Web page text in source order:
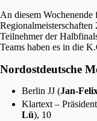
An diesem
Teilnehmer der
Teams haben es in die
Nordostdeutsche
Berlin JJ (Jan-
Klartext –
Lü), 10